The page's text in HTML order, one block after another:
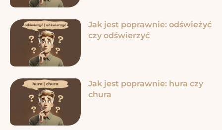
Jak jest poprawnie: odświeżyć
czy odświerzyć
Jak jest poprawnie: hura czy
chura